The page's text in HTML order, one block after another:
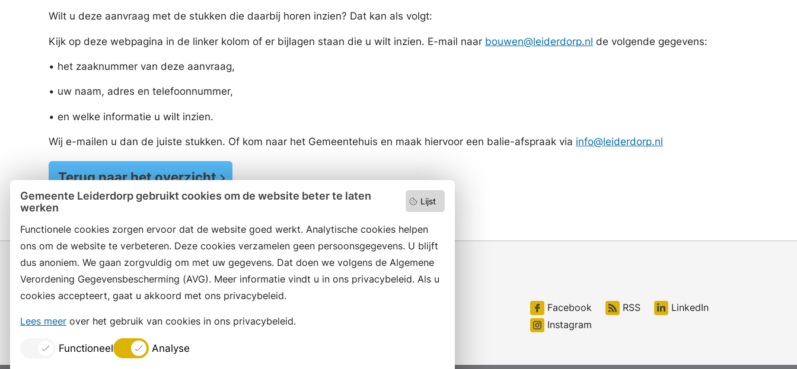
Lijst
Gemeente Leiderdorp gebruikt cookies om de website beter te laten
werken
Functionele cookies zorgen ervoor dat de website goed werkt. Analytische cookies helpen
ons om de website te verbeteren. Deze cookies verzamelen geen persoonsgegevens. U blijft
dus anoniem. We gaan zorgvuldig om met uw gegevens. Dat doen we volgens de Algemene
Verordening Gegevensbescherming (AVG). Meer informatie vindt u in ons privacybeleid. Als u
cookies accepteert, gaat u akkoord met ons privacybeleid.
Lees meer over het gebruik van cookies in ons privacybeleid.
Functioneel Analyse
Wilt u deze aanvraag met de stukken die daarbij horen inzien? Dat kan als volgt:
Kijk op deze webpagina in de linker kolom of er bijlagen staan die u wilt inzien. E-mail naar bouwen@leiderdorp.nl de volgende gegevens:
• het zaaknummer van deze aanvraag,
• uw naam, adres en telefoonnummer,
• en welke informatie u wilt inzien.
Wij e-mailen u dan de juiste stukken. Of kom naar het Gemeentehuis en maak hiervoor een balie-afspraak via info@leiderdorp.nl
Terug naar het overzicht
en volg ons ook op social media.
Facebook RSS
LinkedIn
Instagram